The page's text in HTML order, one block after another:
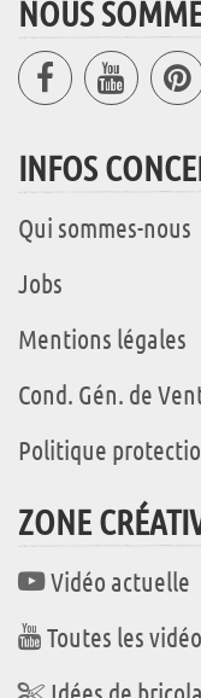
NOUS
INFOS
Qui sommes-nous
Jobs
Mentions légales
Cond. Gén. de
Politique
ZONE
Vidéo actuelle
Toutes les